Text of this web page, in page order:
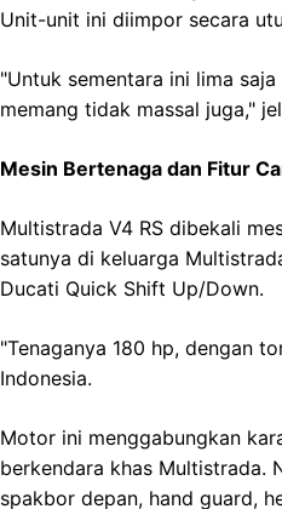
Unit-unit ini diimpor secara
"Untuk sementara ini lima
memang tidak massal juga,"
Mesin Bertenaga dan Fitur
Multistrada V4 RS dibekali
satunya di keluarga
Ducati Quick Shift Up/Down.
"Tenaganya 180 hp, dengan
Indonesia.
Motor ini menggabungkan
berkendara khas Multistrada.
spakbor depan, hand guard,